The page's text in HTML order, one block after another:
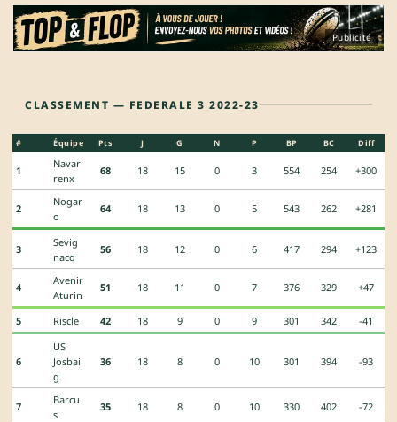
Publicité
CLASSEMENT — FEDERALE 3 2022-23
# Équipe Pts J G N P BP BC Diff
1
Navar
renx
68 18 15 0 3 554 254 +300
2
Nogar
o
64 18 13 0 5 543 262 +281
3
Sevig
nacq
56 18 12 0 6 417 294 +123
4
Avenir
Aturin
51 18 11 0 7 376 329 +47
5 Riscle 42 18 9 0 9 301 342 -41
6
US
Josbai
g
36 18 8 0 10 301 394 -93
7
Barcu
s
35 18 8 0 10 330 402 -72